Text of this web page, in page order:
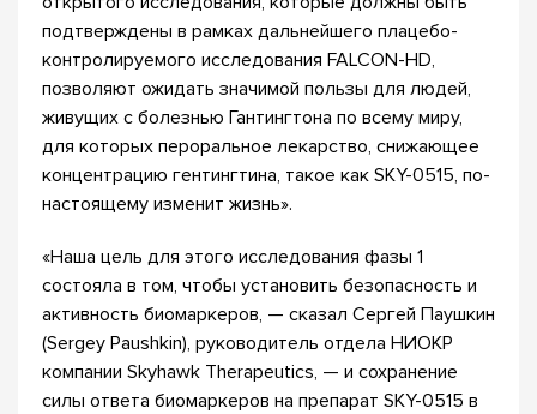
подтверждены в рамках дальнейшего плацебо-
контролируемого исследования FALCON-HD,
позволяют ожидать значимой пользы для людей,
живущих с болезнью Гантингтона по всему миру,
для которых пероральное лекарство, снижающее
концентрацию гентингтина, такое как SKY-0515, по-
настоящему изменит жизнь».
«Наша цель для этого исследования фазы 1
состояла в том, чтобы установить безопасность и
активность биомаркеров, — сказал Сергей Паушкин
(Sergey Paushkin), руководитель отдела НИОКР
компании Skyhawk Therapeutics, — и сохранение
силы ответа биомаркеров на препарат SKY-0515 в